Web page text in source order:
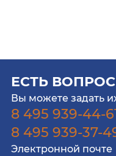
ЕСТЬ
Вы можете задать
8 495 939-44-
8 495 939-37-
Электронной почте